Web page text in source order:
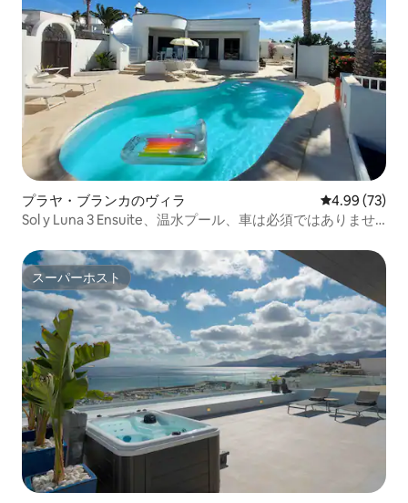
プラヤ・ブランカのヴィラ レビュー73
4.99 (73)
Sol y Luna 3 Ensuite、温水プール、車は必須ではありませ
スーパーホスト
スーパーホスト